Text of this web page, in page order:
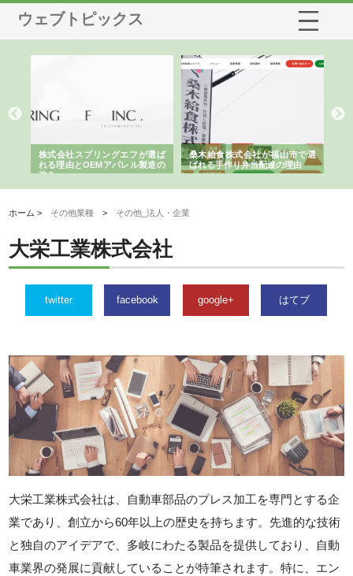
ウェブトピックス
株式会社スプリングエフが選ば
れる理由とOEMアパレル製造の
強み
桑木給食株式会社が福山市で選
ばれる手作り弁当配達の理由
ホーム > その他業種 > その他_法人・企業
大栄工業株式会社
twitter facebook google+ はてブ
大栄工業株式会社は、自動車部品のプレス加工を専門とする企
業であり、創立から60年以上の歴史を持ちます。先進的な技術
と独自のアイデアで、多岐にわたる製品を提供しており、自動
車業界の発展に貢献していることが特筆されます。特に、エン